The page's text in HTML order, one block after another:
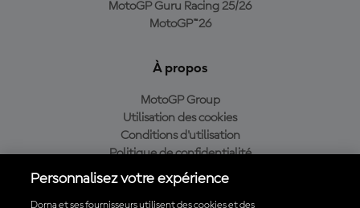
MotoGP Guru Racing 25/26
MotoGP™26
À propos
MotoGP Group
Utilisation des cookies
Conditions d'utilisation
Politique de confidentialité
Politique d’achat
Personnalisez votre expérience
Dorna et ses fournisseurs utilisent des cookies et des